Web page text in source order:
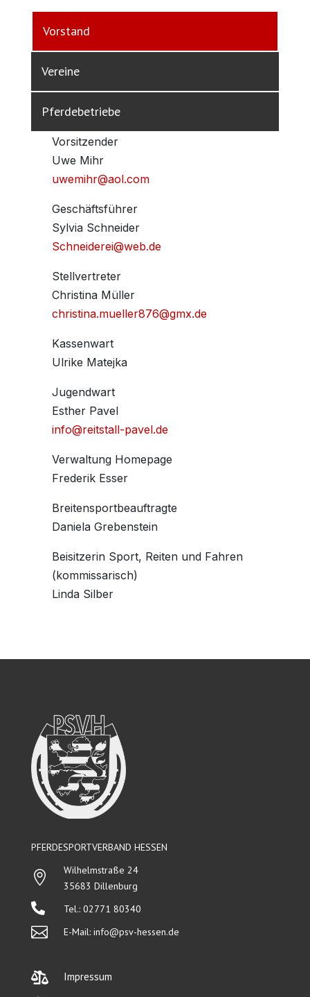
Vorstand
Vereine
Pferdebetriebe
Vorsitzender
Uwe Mihr
uwemihr@aol.com
Geschäftsführer
Sylvia Schneider
Schneiderei@web.de
Stellvertreter
Christina Müller
christina.mueller876@gmx.de
Kassenwart
Ulrike Matejka
Jugendwart
Esther Pavel
info@reitstall-pavel.de
Verwaltung Homepage
Frederik Esser
Breitensportbeauftragte
Daniela Grebenstein
Beisitzerin Sport, Reiten und Fahren
(kommissarisch)
Linda Silber
PFERDESPORTVERBAND HESSEN

Wilhelmstraße 24
35683 Dillenburg
 Tel.: 02771 80340
 E-Mail: info@psv-hessen.de
 Impressum